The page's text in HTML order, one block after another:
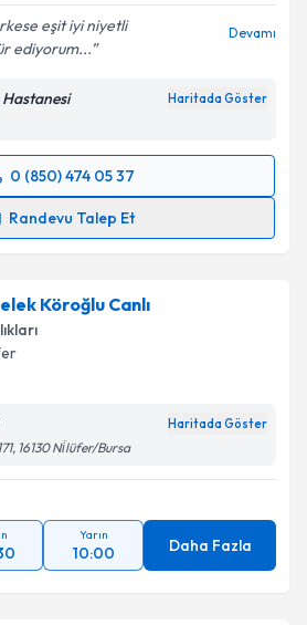
eşit iyi niyetli
ediyorum...
Devamı
Haritada Göster
0 (850) 474 05 37
Randevu Talep Et
Talebi
e-posta ile bilgilendireceğiz.
işlenmesine ilişkin
ve kişisel verilerimin belirtilen
kabul ediyorum.
Talebini Gönder
Köroğlu Canlı
Haritada Göster
16130 Ni̇lüfer/Bursa
Yarın
10:00 Daha Fazla